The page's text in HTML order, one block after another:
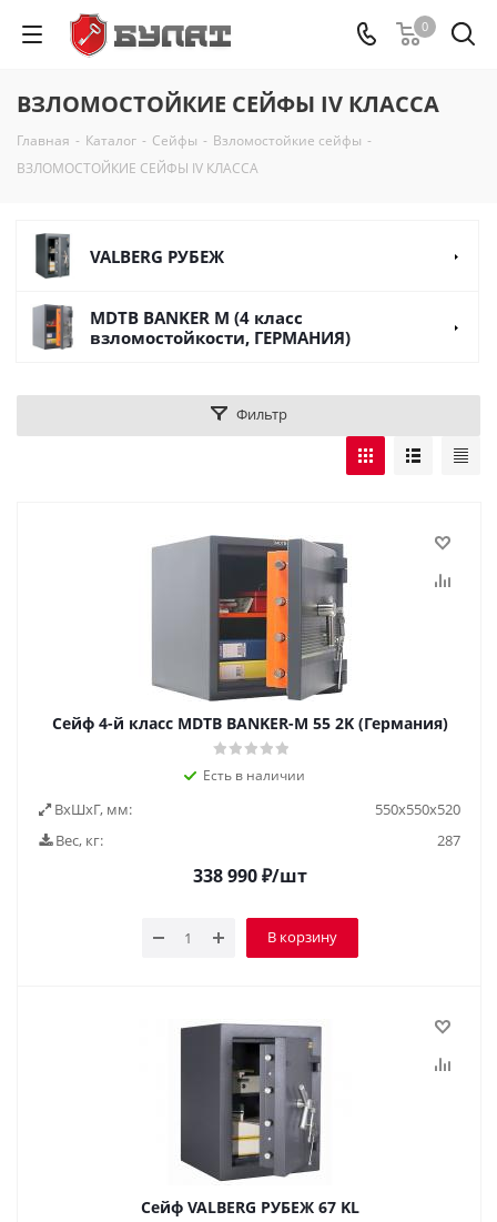
0
ВЗЛОМОСТОЙКИЕ СЕЙФЫ IV КЛАССА
Главная - Каталог - Сейфы - Взломостойкие сейфы -
ВЗЛОМОСТОЙКИЕ СЕЙФЫ IV КЛАССА
VALBERG РУБЕЖ
MDTB BANKER M (4 класс
взломостойкости, ГЕРМАНИЯ)
Фильтр
Сейф 4-й класс MDTB BANKER-M 55 2K (Германия)
Есть в наличии
ВxШxГ, мм:
550x550x520
Вес, кг:
287
338 990₽/шт
В корзину
Сейф VALBERG РУБЕЖ 67 KL